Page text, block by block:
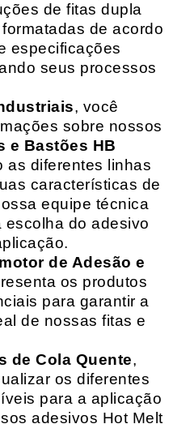
de fitas dupla
de acordo
especificações
seus processos
, você
sobre nossos
e Bastões HB
as diferentes linhas
características de
equipe técnica
escolha do adesivo
de Adesão e
os produtos
para garantir a
de nossas fitas e
de Cola Quente,
os diferentes
para a aplicação
adesivos Hot Melt